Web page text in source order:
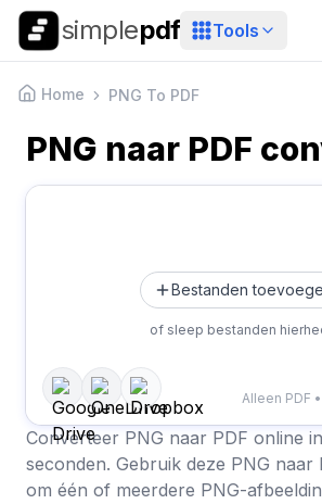
simplepdf Tools
Home PNG To PDF
PNG naar PDF
Bestanden
of sleep bestanden
Alleen PDF
Converteer PNG naar PDF online
seconden. Gebruik deze PNG naar
om één of meerdere PNG-